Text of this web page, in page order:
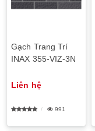
Gạch Trang Trí
INAX 355-VIZ-3N
Liên hệ
991